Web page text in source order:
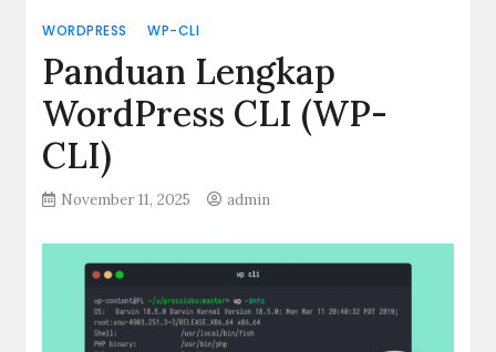
WORDPRESS WP-CLI
Panduan Lengkap
WordPress CLI (WP-
CLI)
November 11, 2025 admin